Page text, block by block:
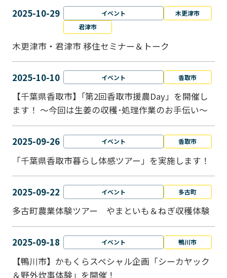
2025-10-29 イベント
木更津市
君津市
木更津市・君津市 移住セミナー＆トーク
2025-10-10 イベント 香取市
【千葉県香取市】｢第2回香取市援農Day」を開催し
ます！ ～今回は生姜の収穫･処理作業のお手伝い～
2025-09-26 イベント 香取市
「千葉県香取市暮らし体感ツアー」を実施します！
2025-09-22 イベント 多古町
多古町農業体験ツアー やまといも＆ねぎ収穫体験
2025-09-18 イベント 鴨川市
【鴨川市】かもくらスペシャル企画「シーカヤック
＆野外炊事体験」を開催！